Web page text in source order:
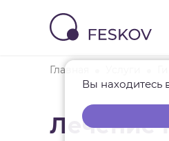
Вы находитесь
Главная
Лечение